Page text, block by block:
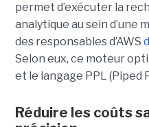
permet d’exécuter la
analytique au sein d’une
des responsables d’AWS
Selon eux, ce moteur
et le langage PPL (Piped
Réduire les coûts